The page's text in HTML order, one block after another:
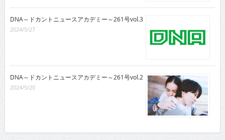
DNA～ドカントニュースアカデミー～261号vol.3
2024/5/27
DNA～ドカントニュースアカデミー～261号vol.2
2024/5/20